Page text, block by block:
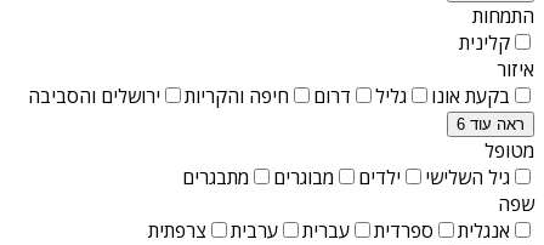
התמחות
קלינית
איזור
בקעת אונו
גליל דרום חיפה והקריות ירושלים והסביבה
ראה עוד 6
מטופל
גיל השלישי
ילדים מבוגרים
מתבגרים
שפה
אנגלית
ספרדית עברית ערבית צרפתית